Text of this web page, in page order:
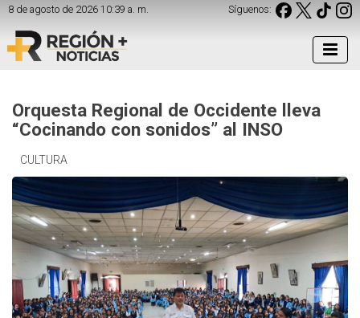
8 de agosto de 2026 10:39 a. m. Síguenos:
Orquesta Regional de Occidente lleva
“Cocinando con sonidos” al INSO
CULTURA